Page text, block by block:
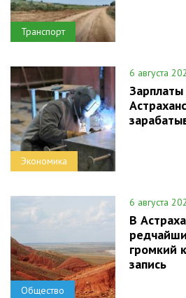
Транспорт
Экономика
6 августа
Общество
6 августа
В
громкий
запись